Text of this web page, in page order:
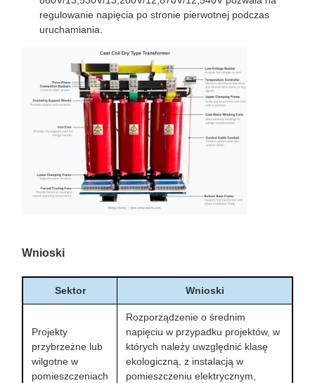
regulowanie napięcia po stronie pierwotnej podczas
uruchamiania.
Wnioski
Sektor Wnioski
Projekty
przybrzeżne lub
wilgotne w
pomieszczeniach
Rozporządzenie o średnim
napięciu w przypadku projektów, w
których należy uwzględnić klasę
ekologiczną, z instalacją w
pomieszczeniu elektrycznym,